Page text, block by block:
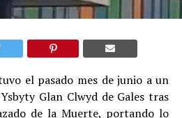
el pasado mes de junio a un
Glan Clwyd de Gales tras
de la Muerte, portando lo